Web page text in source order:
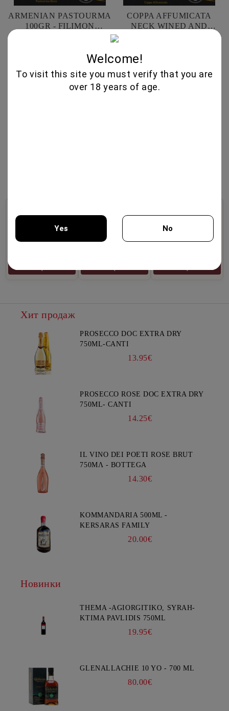
ARMENIAN PASTOURMA
100GR - FILIMON
COPPA AFFUMICATA
NECK WINED AND
SMOKED SLICED 100GR -
Винотека
бутиковых виноделен,
бренди, традиционные
Деликатесы и
Продукты
Изысканные сыры, мясные
Хит продаж
PROSECCO DOC EXTRA DRY
750ML-CANTI
13.95€
PROSECCO ROSE DOC EXTRA DRY
750ML- CANTI
14.25€
IL VINO DEI POETI ROSE BRUT
750ΜΛ - BOTTEGA
14.30€
KOMMANDARIA 500ML -
KERSARAS FAMILY
20.00€
Новинки
THEMA -AGIORGITIKO, SYRAH-
KTIMA PAVLIDIS 750ML
19.95€
GLENALLACHIE 10 YO - 700 ML
80.00€
Welcome!
To visit this site you must verify that you are
over 18 years of age.
Yes No